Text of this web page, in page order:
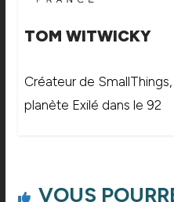
TOM WITWICKY
Créateur de
planète Exilé dans le 92
VOUS